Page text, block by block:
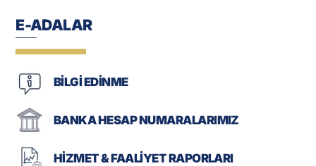
E-ADALAR
BİLGİ EDİNME
BANKA HESAP NUMARALARIMIZ
HİZMET & FAALİYET RAPORLARI